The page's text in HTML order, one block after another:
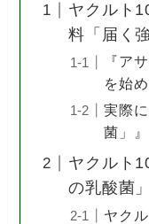
ヤクルト
料「届く
『ア
を始
実際
菌」
ヤクルト
の乳酸菌
ヤク